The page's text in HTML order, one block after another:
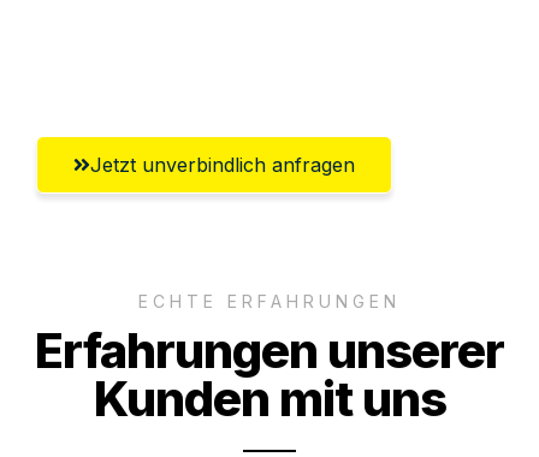
Jetzt unverbindlich anfragen
ECHTE ERFAHRUNGEN
Erfahrungen unserer
Kunden mit uns